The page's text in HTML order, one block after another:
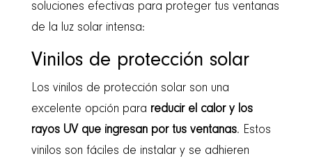
soluciones efectivas para proteger tus ventanas
de la luz solar intensa:
Vinilos de protección solar
Los vinilos de protección solar son una
excelente opción para reducir el calor y los
rayos UV que ingresan por tus ventanas. Estos
vinilos son fáciles de instalar y se adhieren